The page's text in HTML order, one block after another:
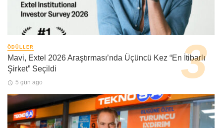
ÖDÜLLER
Mavi, Extel 2026 Araştırması’nda Üçüncü Kez “En İtibarlı
Şirket” Seçildi
5 gün ago